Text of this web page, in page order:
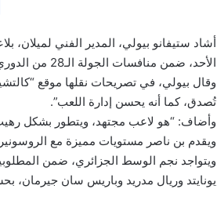
أشاد ستيفانو بيولي، المدير الفني
الأحد، ضمن منافسات الجولة الـ28 من الدوري الإيطالي “سيري آ”.
وقال بيولي، في تصريحات نقلها موقع
تُصدق، كما أنه يحسن إدارة اللعب”.
وأضاف: “هو لاعب مجتهد، ويتطور بشكل رهيب
ويقدم بن ناصر مستويات مميزة مع
ويتواجد نجم الوسط الجزائري، ضمن
يونايتد وريال مدريد وباريس سان جيرمان،